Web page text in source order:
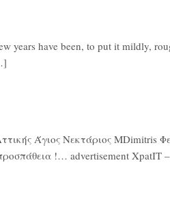
years have been, to put it mildly,
Άγιος Νεκτάριος MDimitris
!… advertisement